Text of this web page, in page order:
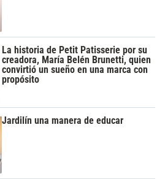
La historia de Petit Patisserie por su
creadora, María Belén Brunetti, quien
convirtió un sueño en una marca con
propósito
Jardilín una manera de educar